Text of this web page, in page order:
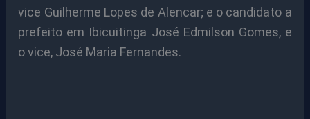
vice Guilherme Lopes de Alencar; e o candidato a
prefeito em Ibicuitinga José Edmilson Gomes, e
o vice, José Maria Fernandes.